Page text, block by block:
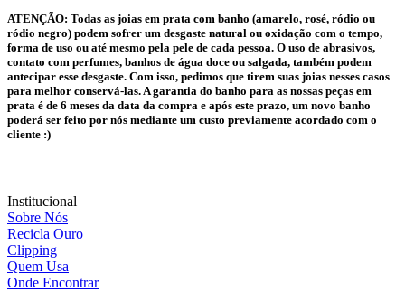
ATENÇÃO: Todas as joias em prata com banho (amarelo, rosé, ródio ou
ródio negro) podem sofrer um desgaste natural ou oxidação com o tempo,
forma de uso ou até mesmo pela pele de cada pessoa. O uso de abrasivos,
contato com perfumes, banhos de água doce ou salgada, também podem
antecipar esse desgaste. Com isso, pedimos que tirem suas joias nesses casos
para melhor conservá-las. A garantia do banho para as nossas peças em
prata é de 6 meses da data da compra e após este prazo, um novo banho
poderá ser feito por nós mediante um custo previamente acordado com o
cliente :)
Institucional
Sobre Nós
Recicla Ouro
Clipping
Quem Usa
Onde Encontrar